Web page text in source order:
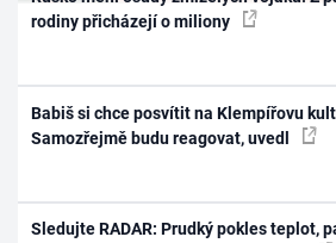
rodiny přicházejí o miliony
Babiš si chce posvítit na Klempířovu
Samozřejmě budu reagovat, uvedl
Sledujte RADAR: Prudký pokles teplot,